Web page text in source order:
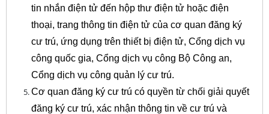
tin nhắn điện tử đến hộp thư điện tử hoặc điện
thoại, trang thông tin điện tử của cơ quan đăng ký
cư trú, ứng dụng trên thiết bị điện tử, Cổng dịch vụ
công quốc gia, Cổng dịch vụ công Bộ Công an,
Cổng dịch vụ công quản lý cư trú.
Cơ quan đăng ký cư trú có quyền từ chối giải quyết
đăng ký cư trú, xác nhận thông tin về cư trú và